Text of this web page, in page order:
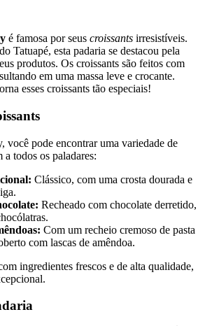
é famosa por seus croissants irresistíveis.
Tatuapé, esta padaria se destacou pela
produtos. Os croissants são feitos com
em uma massa leve e crocante.
esses croissants tão especiais!
você pode encontrar uma variedade de
a todos os paladares:
Clássico, com uma crosta dourada e
Recheado com chocolate derretido,
Com um recheio cremoso de pasta
com lascas de amêndoa.
ingredientes frescos e de alta qualidade,